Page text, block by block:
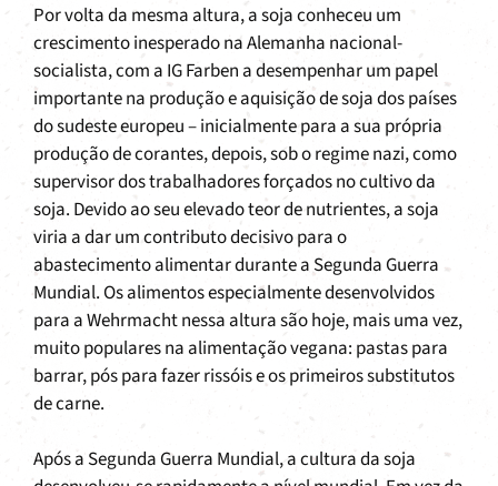
Por volta da mesma altura, a soja conheceu um
crescimento inesperado na Alemanha nacional-
socialista, com a IG Farben a desempenhar um papel
importante na produção e aquisição de soja dos países
do sudeste europeu – inicialmente para a sua própria
produção de corantes, depois, sob o regime nazi, como
supervisor dos trabalhadores forçados no cultivo da
soja. Devido ao seu elevado teor de nutrientes, a soja
viria a dar um contributo decisivo para o
abastecimento alimentar durante a Segunda Guerra
Mundial. Os alimentos especialmente desenvolvidos
para a Wehrmacht nessa altura são hoje, mais uma vez,
muito populares na alimentação vegana: pastas para
barrar, pós para fazer rissóis e os primeiros substitutos
de carne.
Após a Segunda Guerra Mundial, a cultura da soja